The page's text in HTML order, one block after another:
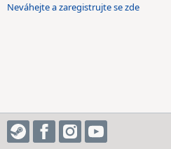
Neváhejte a zaregistrujte se zde